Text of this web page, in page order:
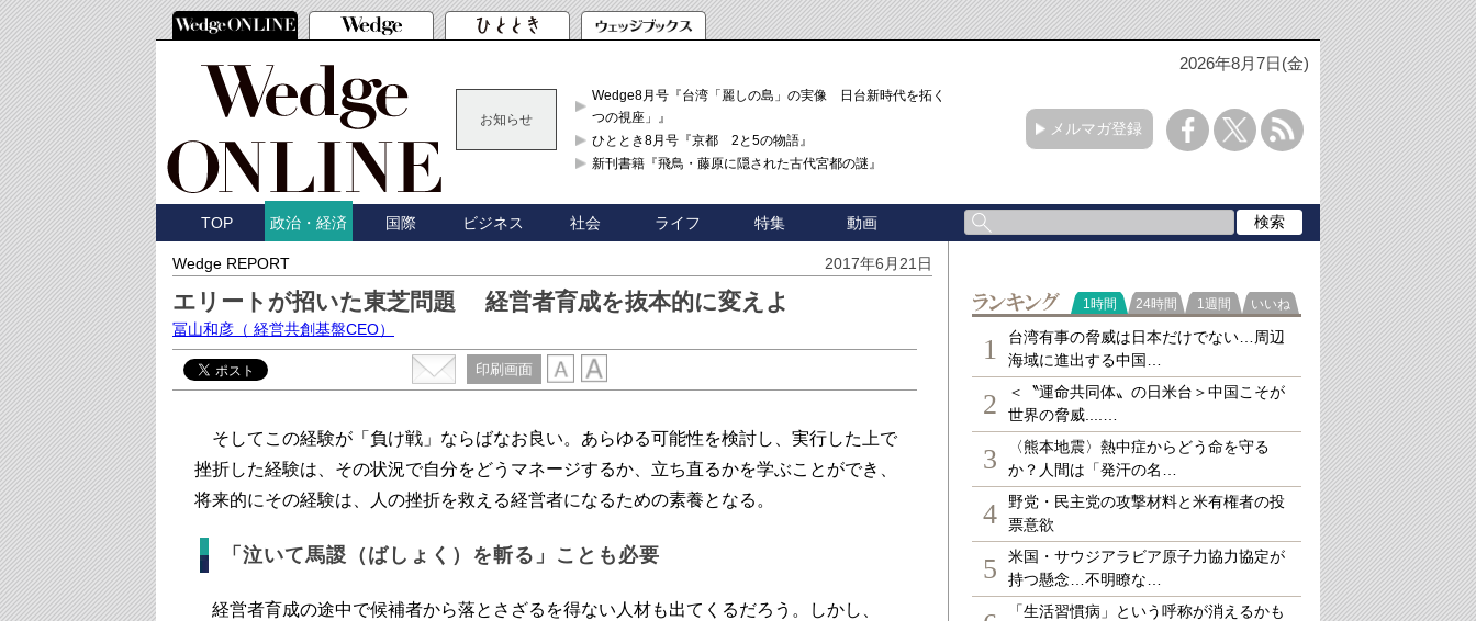
2026年8月7日(金)
お知らせ
Wedge8月号『台湾「麗しの島」の実像 日台新時代を拓く「3
つの視座」』
ひととき8月号『京都 2と5の物語』
新刊書籍『飛鳥・藤原に隠された古代宮都の謎』
メルマガ登録
TOP 政治・経済 国際 ビジネス 社会 ライフ 特集 動画
Wedge REPORT 2017年6月21日
エリートが招いた東芝問題 経営者育成を抜本的に変えよ
冨山和彦 （ 経営共創基盤CEO）
印刷画面
そしてこの経験が「負け戦」ならばなお良い。あらゆる可能性を検討し、実行した上で
挫折した経験は、その状況で自分をどうマネージするか、立ち直るかを学ぶことができ、
将来的にその経験は、人の挫折を救える経営者になるための素養となる。
「泣いて馬謖（ばしょく）を斬る」ことも必要
経営者育成の途中で候補者から落とさざるを得ない人材も出てくるだろう。しかし、
ランキング
1時間 24時間 1週間 いいね
1
台湾有事の脅威は日本だけでない…周辺
海域に進出する中国…
2
＜〝運命共同体〟の日米台＞中国こそが
世界の脅威....…
3
〈熊本地震〉熱中症からどう命を守る
か？人間は「発汗の名…
4
野党・民主党の攻撃材料と米有権者の投
票意欲
5
米国・サウジアラビア原子力協力協定が
持つ懸念…不明瞭な…
「生活習慣病」という呼称が消えるかも